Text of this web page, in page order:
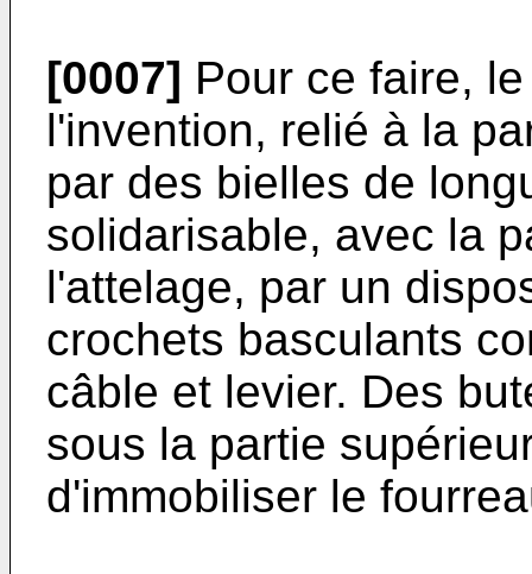
[0007] Pour ce faire,
l'invention, relié à la
par des bielles de
solidarisable, avec la
l'attelage, par un
crochets basculants
câble et levier. Des
sous la partie
d'immobiliser le